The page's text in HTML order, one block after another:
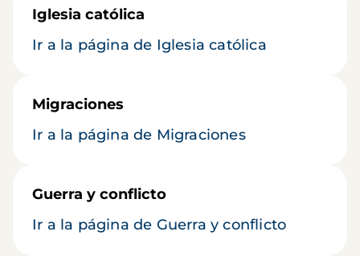
Iglesia católica
Ir a la página de Iglesia católica
Migraciones
Ir a la página de Migraciones
Guerra y conflicto
Ir a la página de Guerra y conflicto